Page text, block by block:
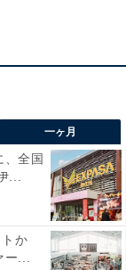
トーリー。幼
”の最大の禁
体全てを失
。やがてエド
を授かる。失
力を秘める“賢
る――
画「鋼の錬金
一ヶ月
、全国
...
か
...